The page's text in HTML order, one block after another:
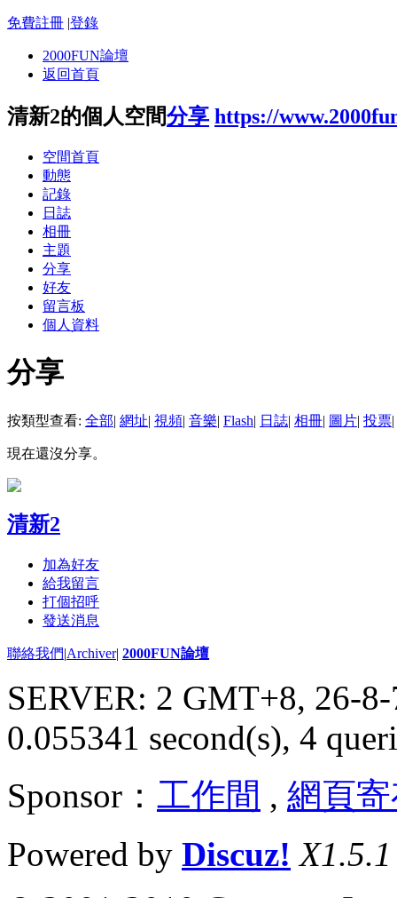
免費註冊 |登錄
2000FUN論壇
返回首頁
清新2的個人空間分享 https://
空間首頁
動態
記錄
日誌
相冊
主題
分享
好友
留言板
個人資料
分享
按類型查看: 全部| 網址| 視頻| 音樂| Flash| 日誌| 相冊| 圖片| 投票|
現在還沒分享。
清新2
加為好友
給我留言
打個招呼
發送消息
聯絡我們|Archiver| 2000FUN論壇
SERVER: 2 GMT+8, 26-
0.055341 second(s), 4
Sponsor： 工作間 , 網頁
Powered by Discuz! X1.5.1